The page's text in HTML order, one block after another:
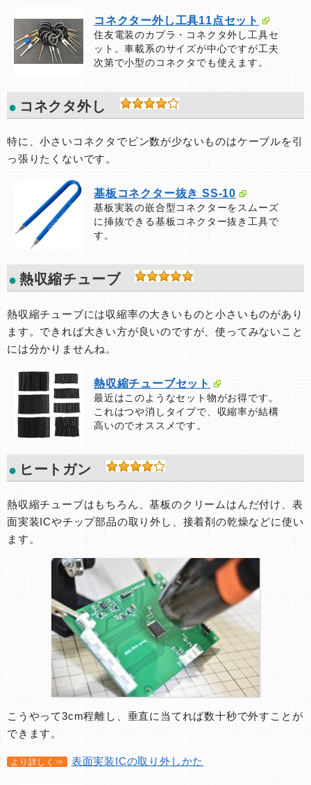
コネクター外し工具11点セット
住友電装のカプラ・コネクタ外し工具セ
ット。車載系のサイズが中心ですが工夫
次第で小型のコネクタでも使えます。
コネクタ外し
特に、小さいコネクタでピン数が少ないものはケーブルを引
っ張りたくないです。
基板コネクター抜き SS-10
基板実装の嵌合型コネクターをスムーズ
に挿抜できる基板コネクター抜き工具で
す。
熱収縮チューブ
熱収縮チューブには収縮率の大きいものと小さいものがあり
ます。できれば大きい方が良いのですが、使ってみないこと
には分かりませんね。
熱収縮チューブセット
最近はこのようなセット物がお得です。
これはつや消しタイプで、収縮率が結構
高いのでオススメです。
ヒートガン
熱収縮チューブはもちろん、基板のクリームはんだ付け、表
面実装ICやチップ部品の取り外し、接着剤の乾燥などに使い
ます。
こうやって3cm程離し、垂直に当てれば数十秒で外すことが
できます。
より詳しく⇒ 表面実装ICの取り外しかた